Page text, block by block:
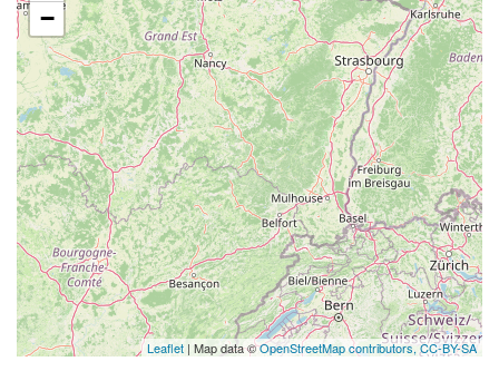
−
Leaflet | Map data ©OpenStreetMap contributors,CC-BY-SA